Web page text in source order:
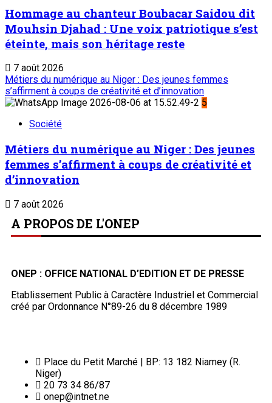
Hommage au chanteur Boubacar Saidou dit
Mouhsin Djahad : Une voix patriotique s’est
éteinte, mais son héritage reste
7 août 2026
Métiers du numérique au Niger : Des jeunes femmes
s’affirment à coups de créativité et d’innovation
5
Société
Métiers du numérique au Niger : Des jeunes
femmes s’affirment à coups de créativité et
d’innovation
7 août 2026
A PROPOS DE L'ONEP
ONEP : OFFICE NATIONAL D’EDITION ET DE PRESSE
Etablissement Public à Caractère Industriel et Commercial
créé par Ordonnance N°89-26 du 8 décembre 1989
Place du Petit Marché | BP: 13 182 Niamey (R.
Niger)
20 73 34 86/87
onep@intnet.ne